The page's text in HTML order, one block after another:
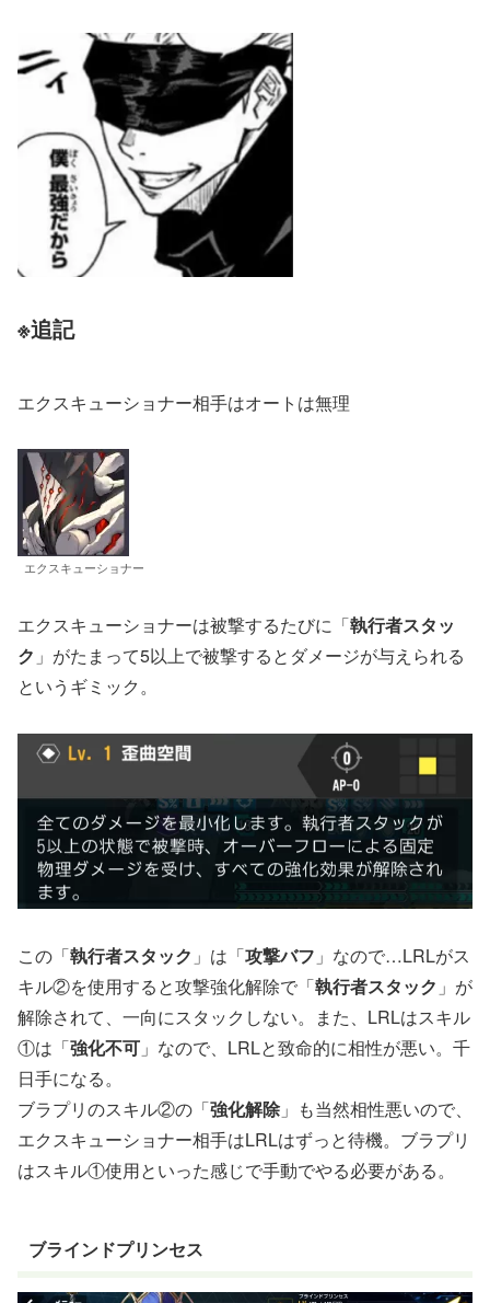
※追記
エクスキューショナー相手はオートは無理
エクスキューショナー
エクスキューショナーは被撃するたびに「執行者スタッ
ク 」がたまって5以上で被撃するとダメージが与えられる
というギミック。
この「執行者スタック 」は「攻撃バフ 」なので…LRLがス
キル②を使用すると攻撃強化解除で「執行者スタック 」が
解除されて、一向にスタックしない。また、LRLはスキル
①は「強化不可 」なので、LRLと致命的に相性が悪い。千
日手になる。
ブラプリのスキル②の「強化解除」も当然相性悪いので、
エクスキューショナー相手はLRLはずっと待機。ブラプリ
はスキル①使用といった感じで手動でやる必要がある。
ブラインドプリンセス